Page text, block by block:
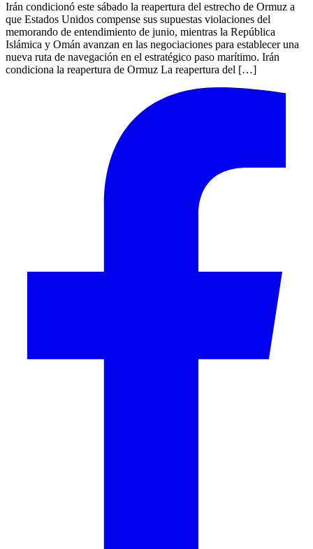
Irán condicionó este sábado la reapertura del estrecho de Ormuz a
que Estados Unidos compense sus supuestas violaciones del
memorando de entendimiento de junio, mientras la República
Islámica y Omán avanzan en las negociaciones para establecer una
nueva ruta de navegación en el estratégico paso marítimo. Irán
condiciona la reapertura de Ormuz La reapertura del […]